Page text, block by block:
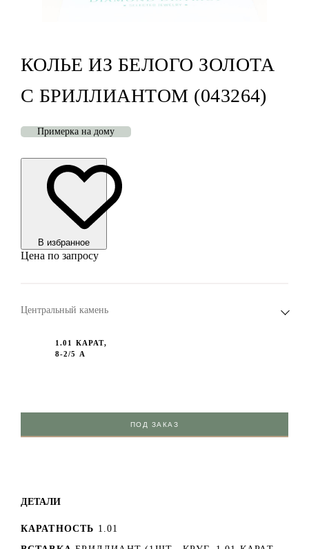
КОЛЬЕ ИЗ БЕЛОГО ЗОЛОТА
С БРИЛЛИАНТОМ (043264)
Примерка на дому
В избранноe
Цена по запросу
Центральный камень
1.01 КАРАТ,
8-2/5 А
ПОД ЗАКАЗ
ДЕТАЛИ
КАРАТНОСТЬ 1.01